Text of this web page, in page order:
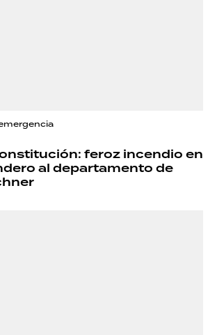
feroz incendio en
al departamento de